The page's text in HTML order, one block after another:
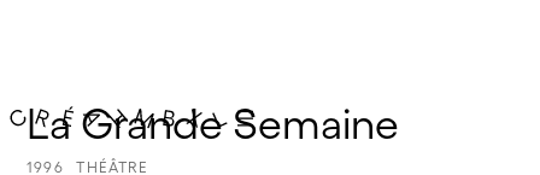
La Grande Semaine
1996 THÉÂTRE